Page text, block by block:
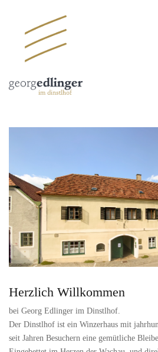
Herzlich Willkommen
bei Georg Edlinger im Dinstlhof.
Der Dinstlhof ist ein Winzerhaus mit
seit Jahren Besuchern eine gemütliche